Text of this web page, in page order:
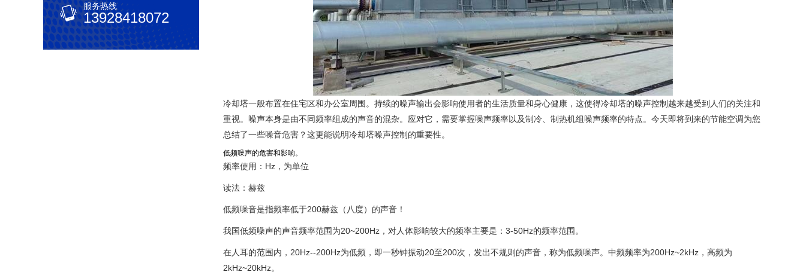
服务热线
13928418072
冷却塔一般布置在住宅区和办公室周围。持续的噪声输出会影响使用者的生活质量和身心健康，这使得冷却塔的噪声控制越来越受到人们的关注和
重视。噪声本身是由不同频率组成的声音的混杂。应对它，需要掌握噪声频率以及制冷、制热机组噪声频率的特点。今天即将到来的节能空调为您
总结了一些噪音危害？这更能说明冷却塔噪声控制的重要性。
低频噪声的危害和影响。
频率使用：Hz，为单位
读法：赫兹
低频噪音是指频率低于200赫兹（八度）的声音！
我国低频噪声的声音频率范围为20~200Hz，对人体影响较大的频率主要是：3-50Hz的频率范围。
在人耳的范围内，20Hz--200Hz为低频，即一秒钟振动20至200次，发出不规则的声音，称为低频噪声。中频频率为200Hz~2kHz，高频为
2kHz~20kHz。